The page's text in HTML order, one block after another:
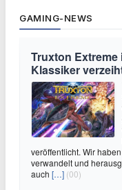
GAMING-NEWS
Truxton Extreme
Klassiker
veröffentlicht. Wir
verwandelt und
auch […] (00)